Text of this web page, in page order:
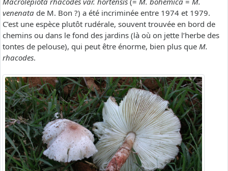
venenata de M. Bon ?) a été incriminée entre 1974 et 1979.
C’est une espèce plutôt rudérale, souvent trouvée en bord de
chemins ou dans le fond des jardins (là où on jette l’herbe des
tontes de pelouse), qui peut être énorme, bien plus que M.
rhacodes.